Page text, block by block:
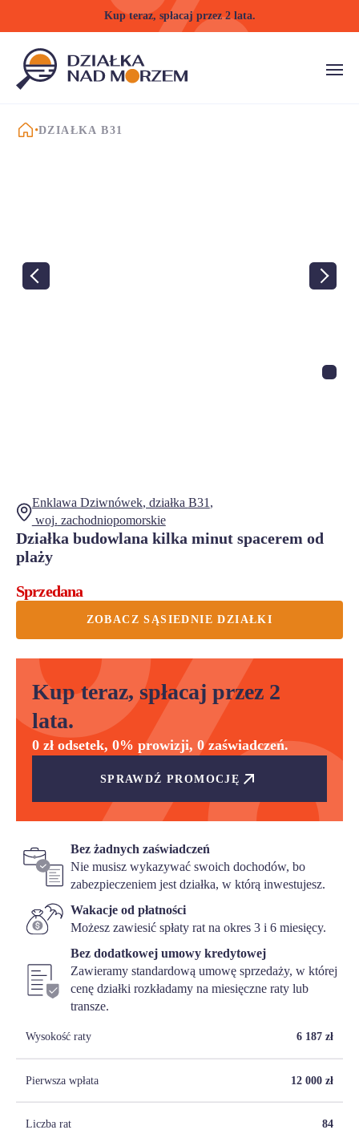
Kup teraz, spłacaj przez 2 lata.
STRONA GŁÓWNA
DZIAŁKA B31
Enklawa Dziwnówek, działka B31 ,
woj. zachodniopomorskie
Działka budowlana kilka minut spacerem od
plaży
Sprzedana
ZOBACZ SĄSIEDNIE DZIAŁKI
Kup teraz, spłacaj przez 2
lata.
0 zł odsetek, 0% prowizji, 0 zaświadczeń.
SPRAWDŹ PROMOCJĘ
Bez żadnych zaświadczeń
Nie musisz wykazywać swoich dochodów, bo
zabezpieczeniem jest działka, w którą inwestujesz.
Wakacje od płatności
Możesz zawiesić spłaty rat na okres 3 i 6 miesięcy.
Bez dodatkowej umowy kredytowej
Zawieramy standardową umowę sprzedaży, w której
cenę działki rozkładamy na miesięczne raty lub
transze.
Wysokość raty 6 187 zł
Pierwsza wpłata 12 000 zł
Liczba rat 84